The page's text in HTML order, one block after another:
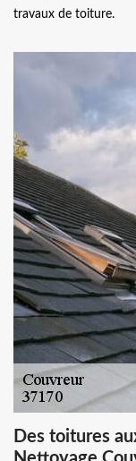
travaux de toiture.
Des toitures